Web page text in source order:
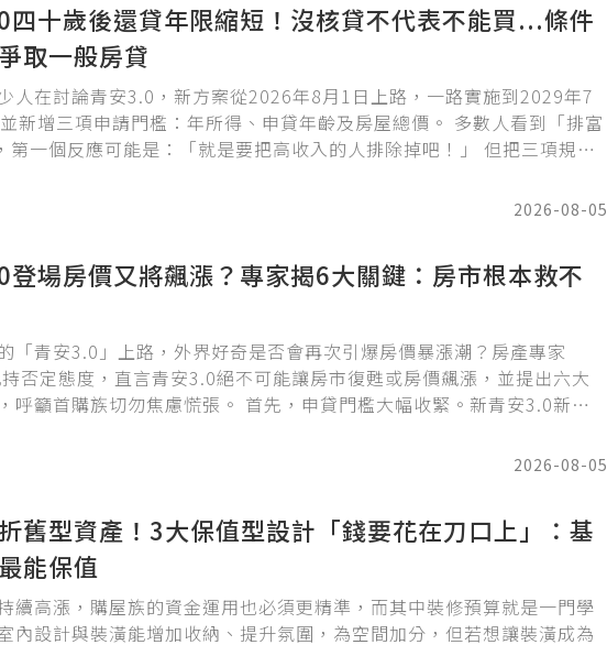
四十歲後還貸年限縮短！沒核貸不代表不能買...條件
取一般房貸
人在討論青安3.0，新方案從2026年8月1日上路，一路實施到2029年7
新增三項申請門檻：年所得、申貸年齡及房屋總價。 多數人看到「排富
第一個反應可能是：「就是要把高收入的人排除掉吧！」 但把三項規則
2026-08-05
登場房價又將飆漲？專家揭6大關鍵：房市根本救不
「青安3.0」上路，外界好奇是否會再次引爆房價暴漲潮？房產專家
否定態度，直言青安3.0絕不可能讓房市復甦或房價飆漲，並提出六大
呼籲首購族切勿焦慮慌張。 首先，申貸門檻大幅收緊。新青安3.0新增
對有限。 其次，房屋總價設有上限，台北市最高3500萬元、新北與新竹縣
僅是將未來的房貸炸彈往後延延遲4到6年。
2026-08-05
舊型資產！3大保值型設計「錢要花在刀口上」：基
能保值
續高漲，購屋族的資金運用也必須更精準，而其中裝修預算就是一門學
內設計與裝潢能增加收納、提升氛圍，為空間加分，但若想讓裝潢成為